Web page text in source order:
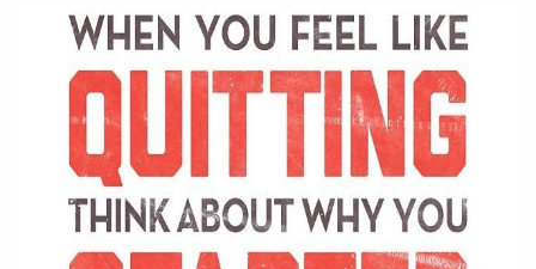
PEÇA UMA DEMONSTRAÇÃO DE MÉTODO
Desculpe!
Não encontramos nenhuma unidade
inFlux nesta cidade ou bairro que
você digitou.